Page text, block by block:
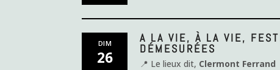
DIM
26
A LA VIE, À LA VIE,
DÉMESURÉES
📍 Le lieux dit, Clermont Ferrand